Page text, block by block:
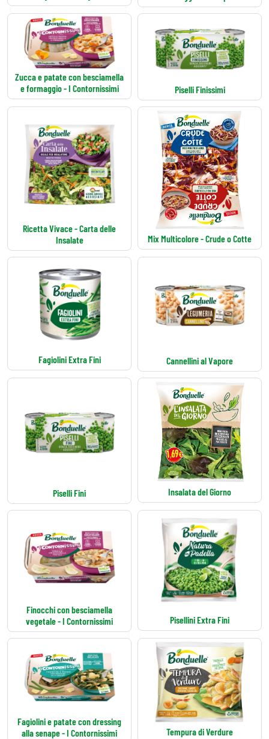
Zucca e patate con besciamella
e formaggio - I Contornissimi
Piselli Finissimi
Ricetta Vivace - Carta delle
Insalate
Mix Multicolore - Crude o Cotte
Fagiolini Extra Fini Cannellini al Vapore
Piselli Fini Insalata del Giorno
Finocchi con besciamella
vegetale - I Contornissimi
Pisellini Extra Fini
Fagiolini e patate con dressing
alla senape - I Contornissimi
Tempura di Verdure